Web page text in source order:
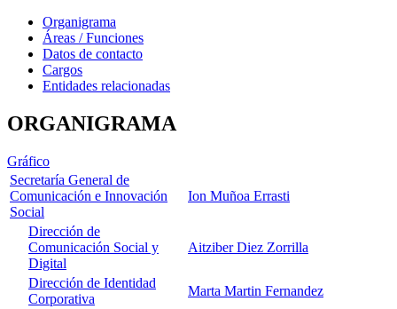
Organigrama
Áreas / Funciones
Datos de contacto
Cargos
Entidades relacionadas
ORGANIGRAMA
Gráfico
Secretaría General de
Comunicación e Innovación
Social
Ion Muñoa Errasti
Dirección de
Comunicación Social y
Digital
Aitziber Diez Zorrilla
Dirección de Identidad
Corporativa
Marta Martin Fernandez